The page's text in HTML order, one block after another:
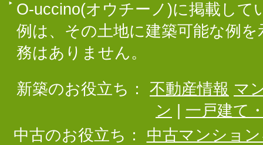
O-uccino(オウチーノ)に掲載して
例は、その土地に建築可能な例
務はありません。
新築のお役立ち： 不動産情報 マ
ン
一戸建て
中古のお役立ち：
中古マンショ